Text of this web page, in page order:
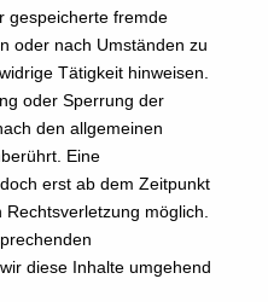
gespeicherte fremde
oder nach Umständen zu
Tätigkeit hinweisen.
oder Sperrung der
den allgemeinen
Eine
erst ab dem Zeitpunkt
möglich.
diese Inhalte umgehend